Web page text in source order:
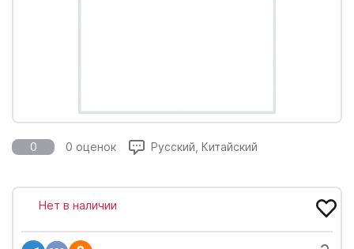
0 0 оценок Русский, Китайский
Нет в наличии